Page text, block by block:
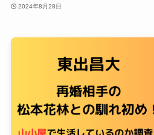
2024年8月28日